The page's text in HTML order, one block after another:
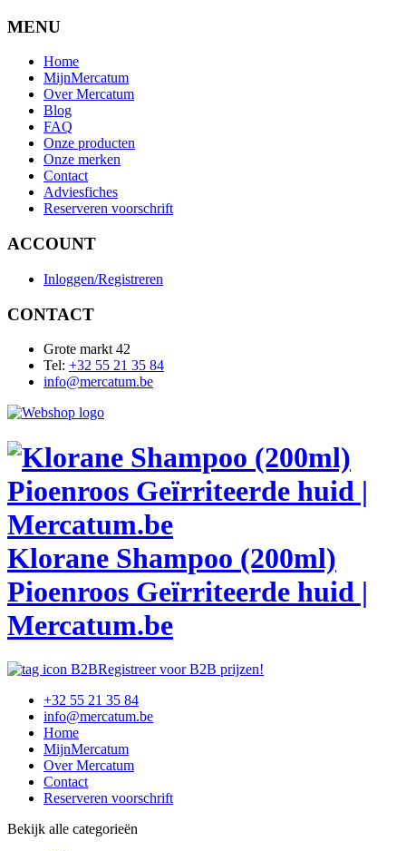
MENU
Home
MijnMercatum
Over Mercatum
Blog
FAQ
Onze producten
Onze merken
Contact
Adviesfiches
Reserveren voorschrift
ACCOUNT
Inloggen/Registreren
CONTACT
Grote markt 42
Tel: +32 55 21 35 84
info@mercatum.be
Klorane Shampoo (200ml)
Pioenroos Geïrriteerde huid |
Mercatum.be
Registreer voor B2B prijzen!
+32 55 21 35 84
info@mercatum.be
Home
MijnMercatum
Over Mercatum
Contact
Reserveren voorschrift
Bekijk alle categorieën